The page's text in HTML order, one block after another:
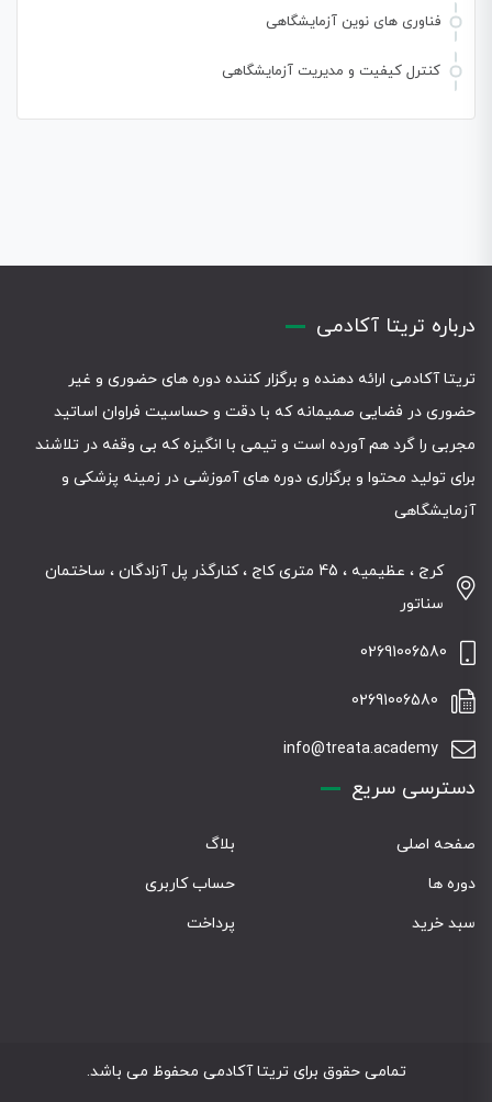
فناوری های نوین آزمایشگاهی
کنترل کیفیت و مدیریت آزمایشگاهی
درباره تریتا آکادمی
تریتا آکادمی ارائه دهنده و برگزار کننده دوره های حضوری و غیر
حضوری در فضایی صمیمانه که با دقت و حساسیت فراوان اساتید
مجربی را گرد هم آورده است و تیمی با انگیزه که بی وقفه در تلاشند
برای تولید محتوا و برگزاری دوره های آموزشی در زمینه پزشکی و
آزمایشگاهی
کرج ، عظیمیه ، 45 متری کاج ، کنارگذر پل آزادگان ، ساختمان
سناتور
02691006580
02691006580
info@treata.academy
دسترسی سریع
صفحه اصلی
بلاگ
دوره ها
حساب کاربری
سبد خرید
پرداخت
تمامی حقوق برای تریتا آکادمی محفوظ می باشد.